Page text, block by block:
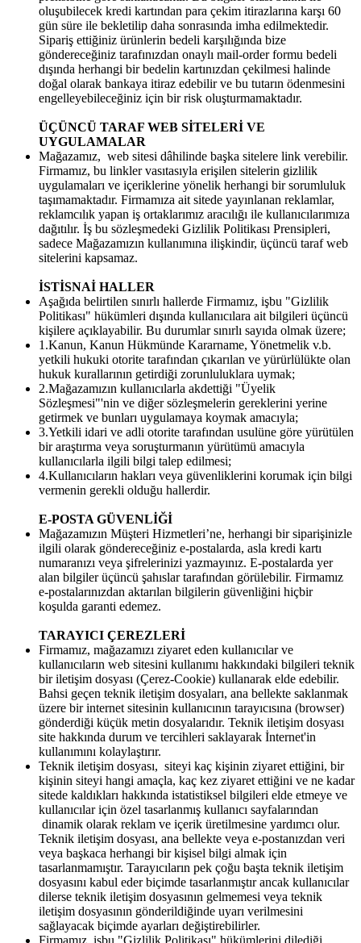
oluşubilecek kredi kartından para çekim itirazlarına karşı 60
gün süre ile bekletilip daha sonrasında imha edilmektedir.
Sipariş ettiğiniz ürünlerin bedeli karşılığında bize
göndereceğiniz tarafınızdan onaylı mail-order formu bedeli
dışında herhangi bir bedelin kartınızdan çekilmesi halinde
doğal olarak bankaya itiraz edebilir ve bu tutarın ödenmesini
engelleyebileceğiniz için bir risk oluşturmamaktadır.
ÜÇÜNCÜ TARAF WEB SİTELERİ VE
UYGULAMALAR
Mağazamız, web sitesi dâhilinde başka sitelere link verebilir.
Firmamız, bu linkler vasıtasıyla erişilen sitelerin gizlilik
uygulamaları ve içeriklerine yönelik herhangi bir sorumluluk
taşımamaktadır. Firmamıza ait sitede yayınlanan reklamlar,
reklamcılık yapan iş ortaklarımız aracılığı ile kullanıcılarımıza
dağıtılır. İş bu sözleşmedeki Gizlilik Politikası Prensipleri,
sadece Mağazamızın kullanımına ilişkindir, üçüncü taraf web
sitelerini kapsamaz.
İSTİSNAİ HALLER
Aşağıda belirtilen sınırlı hallerde Firmamız, işbu "Gizlilik
Politikası" hükümleri dışında kullanıcılara ait bilgileri üçüncü
kişilere açıklayabilir. Bu durumlar sınırlı sayıda olmak üzere;
1.Kanun, Kanun Hükmünde Kararname, Yönetmelik v.b.
yetkili hukuki otorite tarafından çıkarılan ve yürürlülükte olan
hukuk kurallarının getirdiği zorunluluklara uymak;
2.Mağazamızın kullanıcılarla akdettiği "Üyelik
Sözleşmesi"'nin ve diğer sözleşmelerin gereklerini yerine
getirmek ve bunları uygulamaya koymak amacıyla;
3.Yetkili idari ve adli otorite tarafından usulüne göre yürütülen
bir araştırma veya soruşturmanın yürütümü amacıyla
kullanıcılarla ilgili bilgi talep edilmesi;
4.Kullanıcıların hakları veya güvenliklerini korumak için bilgi
vermenin gerekli olduğu hallerdir.
E-POSTA GÜVENLİĞİ
Mağazamızın Müşteri Hizmetleri’ne, herhangi bir siparişinizle
ilgili olarak göndereceğiniz e-postalarda, asla kredi kartı
numaranızı veya şifrelerinizi yazmayınız. E-postalarda yer
alan bilgiler üçüncü şahıslar tarafından görülebilir. Firmamız
e-postalarınızdan aktarılan bilgilerin güvenliğini hiçbir
koşulda garanti edemez.
TARAYICI ÇEREZLERİ
Firmamız, mağazamızı ziyaret eden kullanıcılar ve
kullanıcıların web sitesini kullanımı hakkındaki bilgileri teknik
bir iletişim dosyası (Çerez-Cookie) kullanarak elde edebilir.
Bahsi geçen teknik iletişim dosyaları, ana bellekte saklanmak
üzere bir internet sitesinin kullanıcının tarayıcısına (browser)
gönderdiği küçük metin dosyalarıdır. Teknik iletişim dosyası
site hakkında durum ve tercihleri saklayarak İnternet'in
kullanımını kolaylaştırır.
Teknik iletişim dosyası, siteyi kaç kişinin ziyaret ettiğini, bir
kişinin siteyi hangi amaçla, kaç kez ziyaret ettiğini ve ne kadar
sitede kaldıkları hakkında istatistiksel bilgileri elde etmeye ve
kullanıcılar için özel tasarlanmış kullanıcı sayfalarından
dinamik olarak reklam ve içerik üretilmesine yardımcı olur.
Teknik iletişim dosyası, ana bellekte veya e-postanızdan veri
veya başkaca herhangi bir kişisel bilgi almak için
tasarlanmamıştır. Tarayıcıların pek çoğu başta teknik iletişim
dosyasını kabul eder biçimde tasarlanmıştır ancak kullanıcılar
dilerse teknik iletişim dosyasının gelmemesi veya teknik
iletişim dosyasının gönderildiğinde uyarı verilmesini
sağlayacak biçimde ayarları değiştirebilirler.